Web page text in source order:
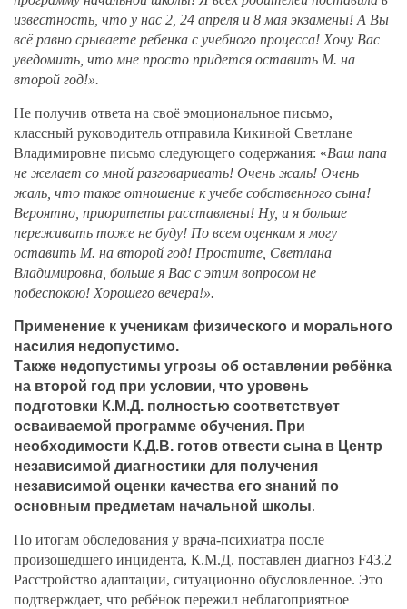
известность, что у нас 2, 24 апреля и 8 мая экзамены! А Вы
всё равно срываете ребенка с учебного процесса! Хочу Вас
уведомить, что мне просто придется оставить М. на
второй год!».
Не получив ответа на своё эмоциональное письмо,
классный руководитель отправила Кикиной Светлане
Владимировне письмо следующего содержания: «Ваш папа
не желает со мной разговаривать! Очень жаль! Очень
жаль, что такое отношение к учебе собственного сына!
Вероятно, приоритеты расставлены! Ну, и я больше
переживать тоже не буду! По всем оценкам я могу
оставить М. на второй год! Простите, Светлана
Владимировна, больше я Вас с этим вопросом не
побеспокою! Хорошего вечера!».
Применение к ученикам физического и морального
насилия недопустимо.
Также недопустимы угрозы об оставлении ребёнка
на второй год при условии, что уровень
подготовки К.М.Д. полностью соответствует
осваиваемой программе обучения. При
необходимости К.Д.В. готов отвести сына в Центр
независимой диагностики для получения
независимой оценки качества его знаний по
основным предметам начальной школы.
По итогам обследования у врача-психиатра после
произошедшего инцидента, К.М.Д. поставлен диагноз F43.2
Расстройство адаптации, ситуационно обусловленное. Это
подтверждает, что ребёнок пережил неблагоприятное